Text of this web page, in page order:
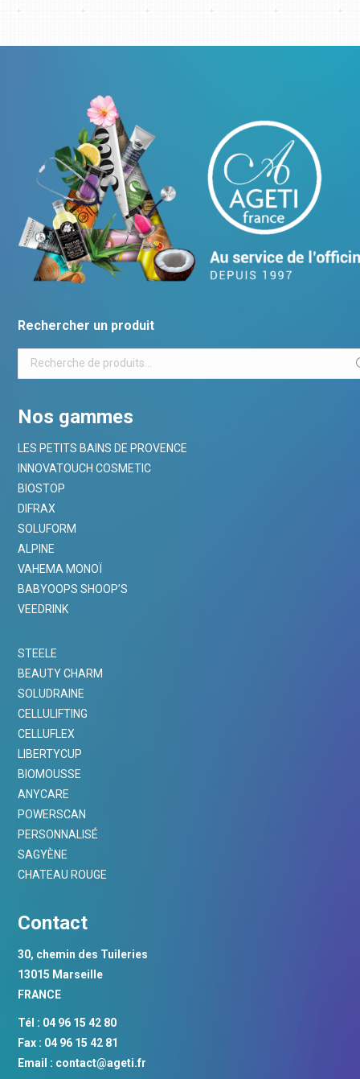
Rechercher un produit
Nos gammes
LES PETITS BAINS DE PROVENCE
INNOVATOUCH COSMETIC
BIOSTOP
DIFRAX
SOLUFORM
ALPINE
VAHEMA MONOÏ
BABYOOPS SHOOP’S
VEEDRINK
STEELE
BEAUTY CHARM
SOLUDRAINE
CELLULIFTING
CELLUFLEX
LIBERTYCUP
BIOMOUSSE
ANYCARE
POWERSCAN
PERSONNALISÉ
SAGYÈNE
CHATEAU ROUGE
Contact
30, chemin des Tuileries
13015 Marseille
FRANCE
Tél : 04 96 15 42 80
Fax : 04 96 15 42 81
Email : contact@ageti.fr